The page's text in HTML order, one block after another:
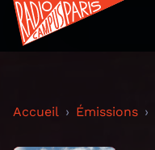
Accueil Émissions